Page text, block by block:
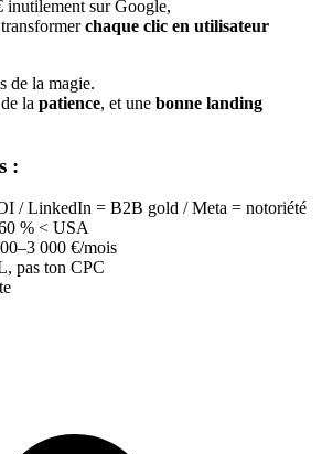
inutilement sur Google,
chaque clic en utilisateur
de la magie.
la patience, et une bonne landing
:
/ LinkedIn = B2B gold / Meta = notoriété
% < USA
000 €/mois
pas ton CPC